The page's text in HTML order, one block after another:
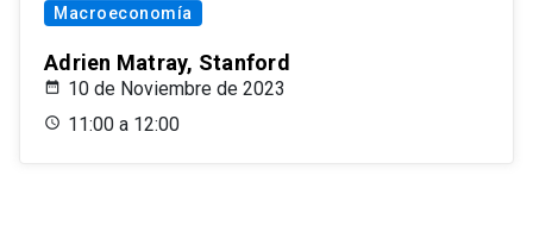
Macroeconomía
Adrien Matray, Stanford
10 de Noviembre de 2023
11:00 a 12:00